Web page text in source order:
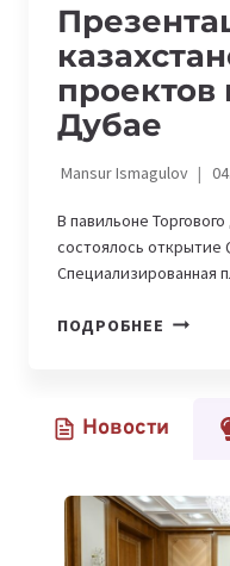
Дубае
Mansur Ismagulov
В павильоне
состоялось открытие
Специализированная
ПОДРОБНЕЕ
ДУБАЕ
Новости